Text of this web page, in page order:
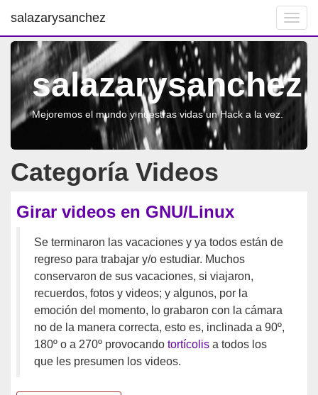
salazarysanchez
salazarysanchez
Mejoremos el mundo y nuestras vidas un Hack a la vez.
Categoría Videos
Girar videos en GNU/Linux
Se terminaron las vacaciones y ya todos están de
regreso para trabajar y/o estudiar. Muchos
conservaron de sus vacaciones, si viajaron,
recuerdos, fotos y videos; y algunos, por la
emoción del momento, lo grabaron con la cámara
no de la manera correcta, esto es, inclinada a 90º,
180º o a 270º provocando tortícolis a todos los
que les presumen los videos.